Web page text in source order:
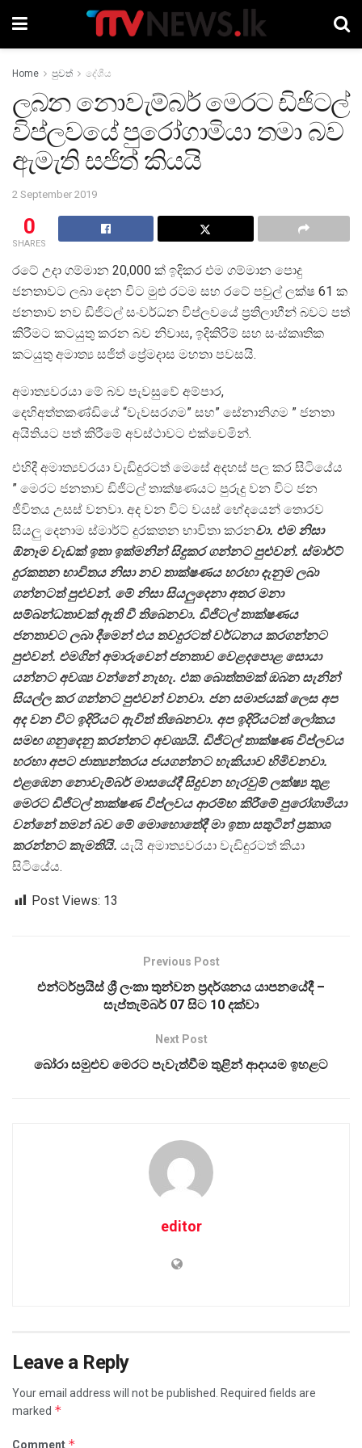
Home පුවත් දේශීය
ලබන නොවැම්බර් මෙරට ඩිජිටල්
විප්ලවයේ පුරෝගාමියා තමා බව
ඇමැති සජිත් කියයි
2 September 2019
0
SHARES
රටේ උදා ගම්මාන 20,000 ක් ඉදිකර එම ගම්මාන පොදු
ජනතාවට ලබා දෙන විට මුළු රටම සහ රටේ පවුල් ලක්ෂ 61 ක
ජනතාව නව ඩිජිටල් සංවර්ධන විප්ලවයේ ප්‍රතිලාභීන් බවට පත්
කිරීමට කටයුතු කරන බව නිවාස, ඉදිකිරිම් සහ සංස්කෘතික
කටයුතු අමාත්‍ය සජිත් ප්‍රේමදාස මහතා පවසයි.
අමාත්‍යවරයා මේ බව පැවසුවේ අම්පාර,
දෙහිඅත්තකණ්ඩියේ “වැවසරගම” සහ” සේනානිගම ” ජනතා
අයිතියට පත් කිරීමේ අවස්ථාවට එක්වෙමින්.
එහිදී අමාත්‍යවරයා වැඩිදුරටත් මෙසේ අදහස් පල කර සිටියේය
” මෙරට ජනතාව ඩිජිටල් තාක්ෂණයට පුරුදු වන විට ජන
ජීවිතය උසස් වනවා. අද වන විට වයස් භේදයෙන් තොරව
සියලු දෙනාම ස්මාර්ට් දුරකතන භාවිතා කරනවා. එම නිසා
ඕනෑම වැඩක් ඉතා ඉක්මනින් සිදුකර ගන්නට පුළුවන්. ස්මාර්ට්
දුරකතන භාවිතය නිසා නව තාක්ෂණය හරහා දැනුම ලබා
ගන්නටත් පුළුවන්. මේ නිසා සියලුදෙනා අතර මනා
සම්බන්ධතාවක් ඇති වී තිබෙනවා. ඩිජිටල් තාක්ෂණය
ජනතාවට ලබා දීමෙන් එය තවදුරටත් වර්ධනය කරගන්නට
පුළුවන්. එමගින් අමාරුවෙන් ජනතාව වෙළදපොළ සොයා
යන්නට අවශ්‍ය වන්නේ නැහැ. එක බොත්තමක් ඔබන සැනින්
සියල්ල කර ගන්නට පුළුවන් වනවා. ජන සමාජයක් ලෙස අප
අද වන විට ඉදිරියට ඇවිත් තිබෙනවා. අප ඉදිරියටත් ලෝකය
සමඟ ගනුදෙනු කරන්නට අවශ්‍යයි. ඩිජිටල් තාක්ෂණ විප්ලවය
හරහා අපට ජාත්‍යන්තරය ජයගන්නට හැකියාව හිමිවනවා.
එළඹෙන නොවැම්බර් මාසයේදී සිදුවන හැරවුම් ලක්ෂ්‍ය තුළ
මෙරට ඩිජිටල් තාක්ෂණ විප්ලවය ආරම්භ කිරීමේ පුරෝගාමියා
වන්නේ තමන් බව මේ මොහොතේදී මා ඉතා සතුටින් ප්‍රකාශ
කරන්නට කැමතියි. යැයි අමාත්‍යවරයා වැඩිදුරටත් කියා
සිටියේය.
Post Views: 13
Previous Post
එන්ටර්ප්‍රයිස් ශ්‍රී ලංකා තුන්වන ප්‍රදර්ශනය යාපනයේදී –
සැප්තැම්බර් 07 සිට 10 දක්වා
Next Post
බෝරා සමුළුව මෙරට පැවැත්වීම තුළින් ආදායම ඉහළට
editor
Leave a Reply
Your email address will not be published.
Required fields are
marked *
Comment *